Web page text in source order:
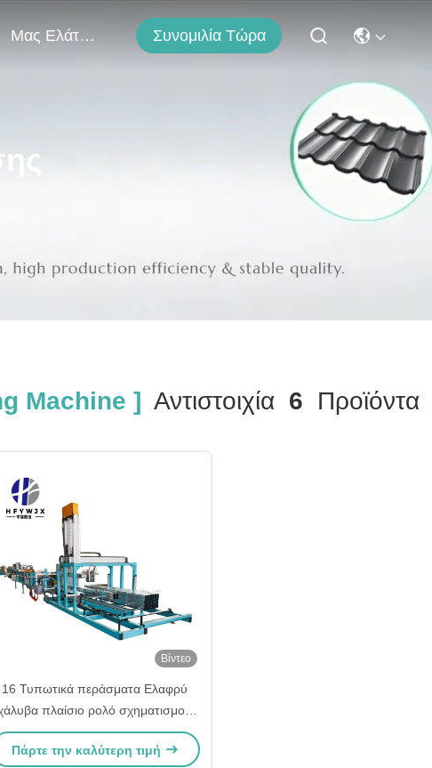
Μας Ελάτε Σε Επαφή Με Συνομιλία Τώρα
Machine ] Αντιστοιχία 6 Προϊόντα
Βίντεο
16 Τυπωτικά περάσματα Ελαφρύ
πλαίσιο ρολό σχηματισμού
μηχανή σύστημα ελέγχου PLC
Πάρτε την καλύτερη τιμή